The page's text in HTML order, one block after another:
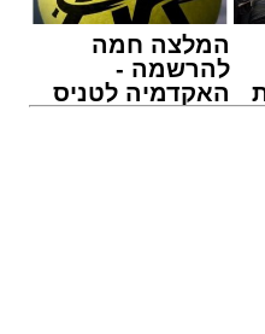
בבית הכנסת, קיבלתי
בבכי ובהיסטריה מכך
להרגיע אותה. בפעולות חילוץ
בשלום. כשדלת הרכב נפתחה,
לי בהתרגשות ואמרה
מזו".
בקריאה חד-משמעית להקפיד
בידי ילדים קטנים ללא
עם מוקד ידידים בטלפון
המלצה חמה
להרשמה -
האקדמיה לטניס